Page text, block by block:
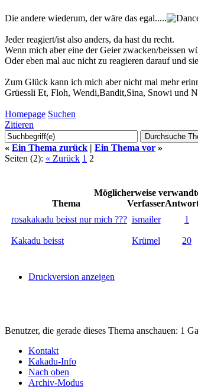
Die andere wiederum, der wäre das egal.....
Jeder reagiert/ist also anders, da hast du recht.
Wenn mich aber eine der Geier zwacken/beissen
Oder eben mal auc nicht zu reagieren darauf und
Zum Glück kann ich mich aber nicht mal mehr
Grüessli Et, Floh, Wendi,Bandit,Sina, Snowi und
Homepage Suchen
Zitieren
« Ein Thema zurück | Ein Thema vor »
Seiten (2): « Zurück 1 2
Möglicherweise
Thema
Verfasser
rosakakadu beisst nur mich ??? ismailer 1
Kakadu beisst
Krümel 20
Druckversion anzeigen
Benutzer, die gerade dieses Thema anschauen: 1
Kontakt
Kakadu-Info
Nach oben
Archiv-Modus